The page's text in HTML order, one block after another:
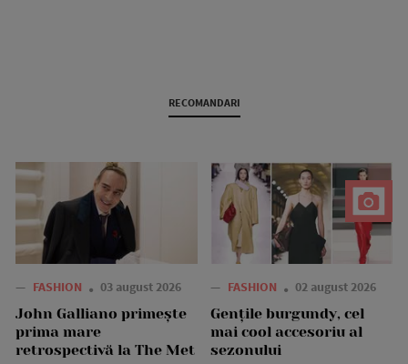
RECOMANDARI
— FASHION 03 august 2026
John Galliano primește
prima mare
retrospectivă la The Met
— FASHION 02 august 2026
Gențile burgundy, cel
mai cool accesoriu al
sezonului